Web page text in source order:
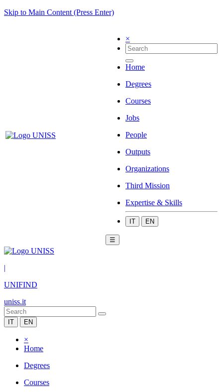
Skip to Main Content (Press Enter)
×
Home
Degrees
Courses
Jobs
People
Outputs
Organizations
Third Mission
Expertise & Skills
IT EN
☰
|
UNIFIND
uniss.it
IT EN
×
Home
Degrees
Courses